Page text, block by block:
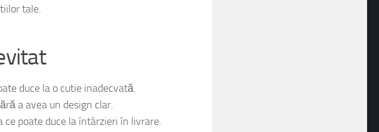
tale.
duce la o cutie inadecvată.
a avea un design clar.
poate duce la întârzieri în livrare.